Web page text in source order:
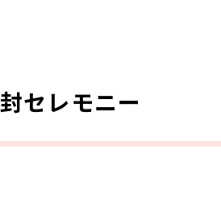
セレモニー